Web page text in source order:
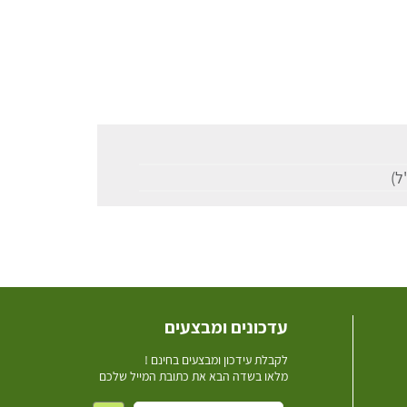
עדכונים ומבצעים
לקבלת עידכון ומבצעים בחינם !
מלאו בשדה הבא את כתובת המייל שלכם